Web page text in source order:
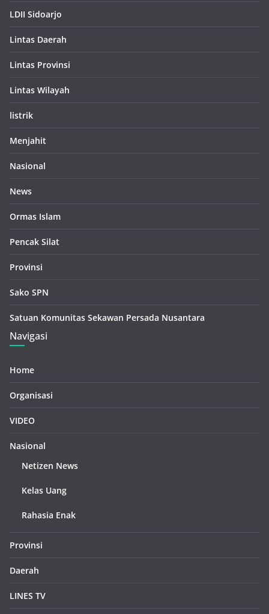
LDII Sidoarjo
Lintas Daerah
Lintas Provinsi
Lintas Wilayah
listrik
Menjahit
Nasional
News
Ormas Islam
Pencak Silat
Provinsi
Sako SPN
Satuan Komunitas Sekawan Persada Nusantara
Navigasi
Home
Organisasi
VIDEO
Nasional
Netizen News
Kelas Uang
Rahasia Enak
Provinsi
Daerah
LINES TV